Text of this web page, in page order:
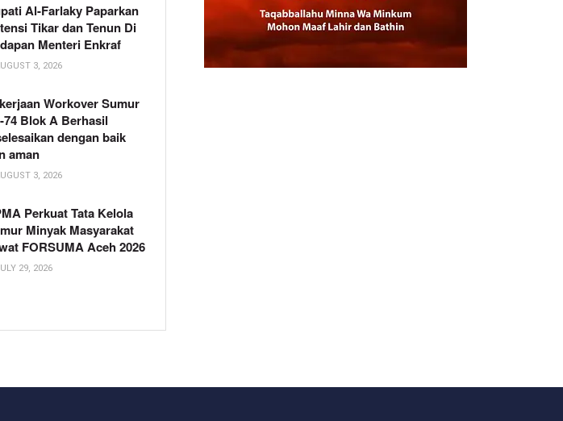
Al-Farlaky Paparkan
Tikar dan Tenun Di
Menteri Enkraf
3, 2026
Workover Sumur
74 Blok A Berhasil
dengan baik
aman
3, 2026
Perkuat Tata Kelola
Minyak Masyarakat
FORSUMA Aceh 2026
29, 2026